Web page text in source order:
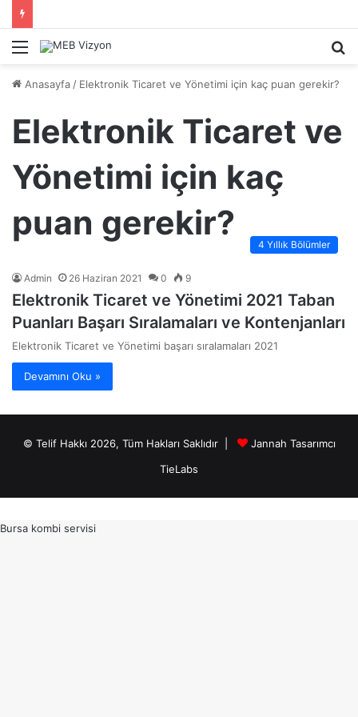
Menü
Anasayfa / Elektronik Ticaret ve Yönetimi için kaç puan gerekir?
Elektronik Ticaret ve
Yönetimi için kaç
puan gerekir?
4 Yıllık Bölümler
Admin 26 Haziran 2021 0 9
Elektronik Ticaret ve Yönetimi 2021 Taban
Puanları Başarı Sıralamaları ve Kontenjanları
Elektronik Ticaret ve Yönetimi başarı sıralamaları 2021
Devamını Oku »
© Telif Hakkı 2026, Tüm Hakları Saklıdır |
Jannah Tasarımcı
TieLabs
Bursa kombi servisi